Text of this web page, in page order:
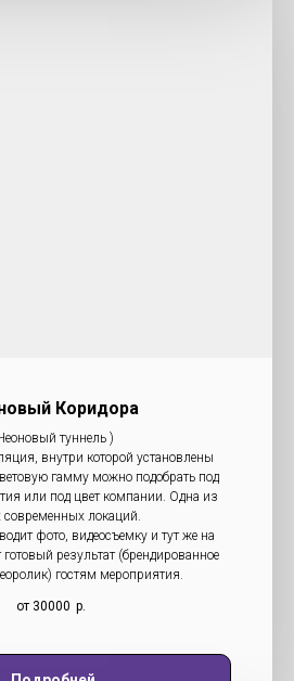
Коридора
туннель )
внутри которой установлены
гамму можно подобрать под
или под цвет компании. Одна из
локаций.
фото, видеосъемку и тут же на
готовый результат (брендированное
гостям мероприятия.
от 30000 р.